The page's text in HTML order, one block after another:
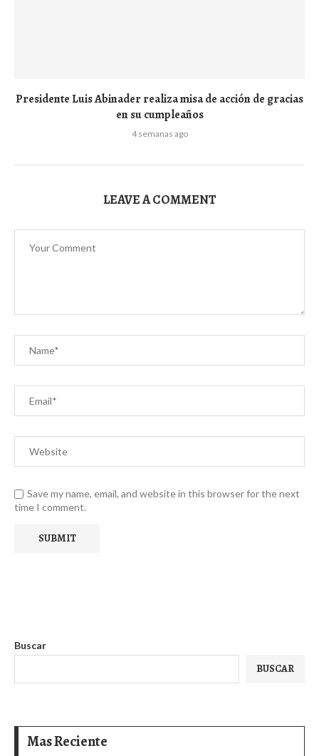
Presidente Luis Abinader realiza misa de acción de gracias
en su cumpleaños
4 semanas ago
LEAVE A COMMENT
Save my name, email, and website in this browser for the next
time I comment.
Buscar
BUSCAR
Mas Reciente